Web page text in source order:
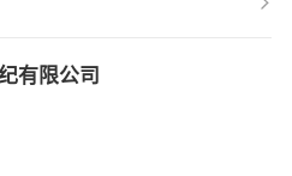
有限公司